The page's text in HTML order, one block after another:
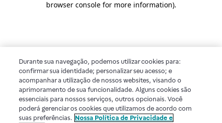
browser console for more information).
Durante sua navegação, podemos utilizar cookies para:
confirmar sua identidade; personalizar seu acesso; e
acompanhar a utilização de nossos websites, visando o
aprimoramento de sua funcionalidade. Alguns cookies são
essenciais para nossos serviços, outros opcionais. Você
poderá gerenciar os cookies que utilizamos de acordo com
suas preferências. Nossa Política de Privacidade e